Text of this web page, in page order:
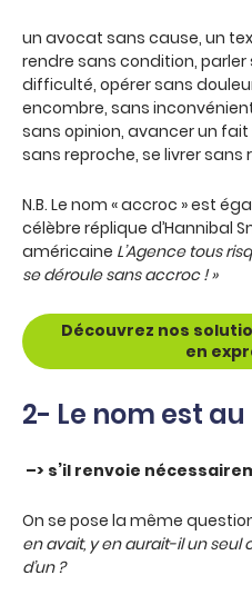
un avocat sans cause, un
rendre sans condition,
difficulté, opérer sans
encombre, sans
sans opinion, avancer un
sans reproche, se livrer sans
N.B. Le nom « accroc » est
célèbre réplique d’Hannibal
américaine L’Agence tous
se déroule sans accroc ! »
Découvrez nos
en
2- Le nom est
–> s’il renvoie
On se pose la même
en avait, y en aurait-il un seul
d’un ?